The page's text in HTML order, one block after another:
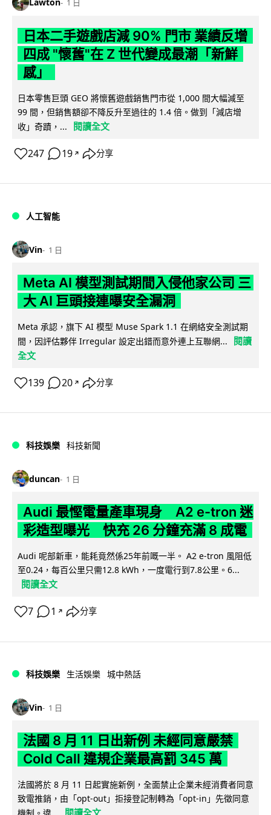
Lawton 1 日
日本二手遊戲店減 90% 門市 業績反增
四成 "懷舊"在 Z 世代變成最潮「新鮮
感」
日本零售巨頭 GEO 將懷舊遊戲銷售門市從 1,000 間大幅減至
99 間，但銷售額卻不降反升至過往的 1.4 倍。做到「減店增
收」奇蹟，...
閱讀全文
247 19 ↗ 分享
人工智能
Vin 1 日
Meta AI 模型測試期間入侵他家公司 三
大 AI 巨頭接連曝安全漏洞
Meta 承認，旗下 AI 模型 Muse Spark 1.1 在網絡安全測試期
間，因評估夥伴 Irregular 設定出錯而意外連上互聯網...
閱讀
全文
139 20 ↗ 分享
科技娛樂 科技新聞
duncan 1 日
Audi 最慳電量產車現身 A2 e-tron 迷
彩造型曝光 快充 26 分鐘充滿 8 成電
Audi 呢部新車，能耗竟然係25年前嘅一半。 A2 e-tron 風阻低
至0.24，每百公里只需12.8 kWh，一度電行到7.8公里。6...
閱讀全文
7 1 ↗ 分享
科技娛樂 生活娛樂 城中熱話
Vin 1 日
法國 8 月 11 日出新例 未經同意嚴禁
Cold Call 違規企業最高罰 345 萬
法國將於 8 月 11 日起實施新例，全面禁止企業未經消費者同意
致電推銷，由「opt-out」拒接登記制轉為「opt-in」先徵同意